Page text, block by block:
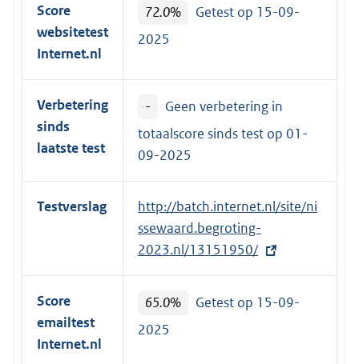
Score
websitetest
Internet.nl
72.0%
Getest op 15-09-
2025
Verbetering
sinds
laatste test
-
Geen verbetering in
totaalscore sinds test op 01-
09-2025
Testverslag
E
x
t
e
e
http://batch.internet.nl/site/ni
ssewaard.begroting-
2023.nl/13151950/
Score
emailtest
Internet.nl
65.0%
Getest op 15-09-
2025